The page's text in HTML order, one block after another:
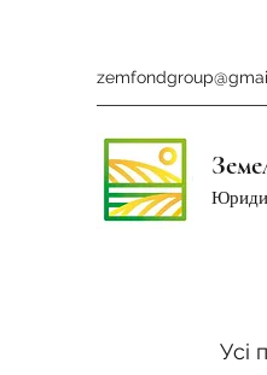
Усі